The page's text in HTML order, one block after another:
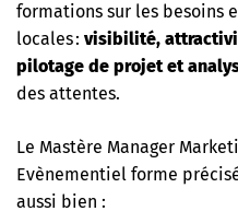
formations sur les besoins
locales : visibilité,
pilotage de projet et
des attentes.
Le Mastère Manager
Evènementiel forme
aussi bien :